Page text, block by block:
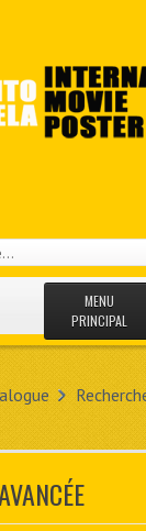
MENU
PRINCIPAL
MON COPTE
CONTACTER